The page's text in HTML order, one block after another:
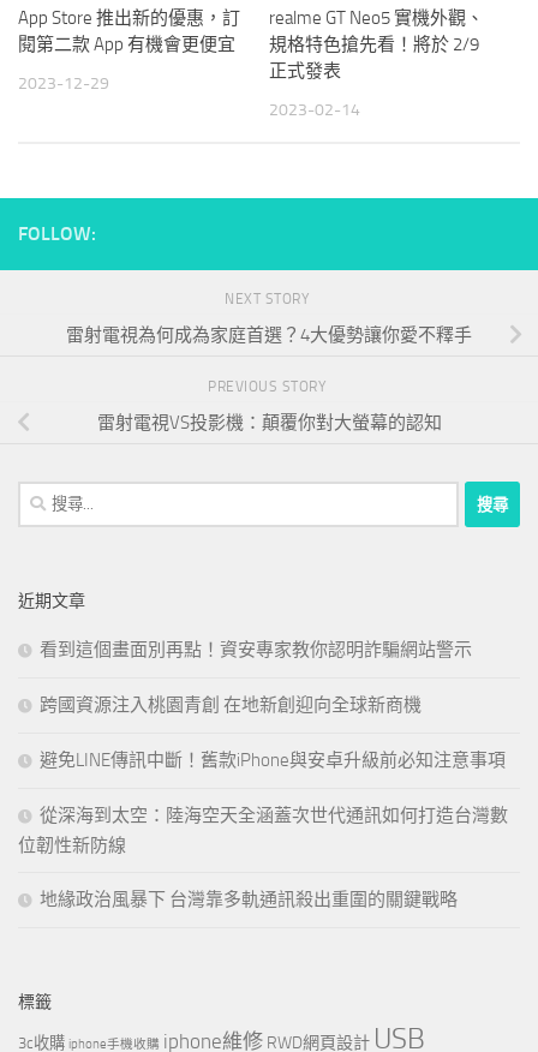
App Store 推出新的優惠，訂
閱第二款 App 有機會更便宜
2023-12-29
realme GT Neo5 實機外觀、
規格特色搶先看！將於 2/9
正式發表
2023-02-14
FOLLOW:
NEXT STORY
雷射電視為何成為家庭首選？4大優勢讓你愛不釋手
PREVIOUS STORY
雷射電視VS投影機：顛覆你對大螢幕的認知
搜
尋
字:
近期文章
看到這個畫面別再點！資安專家教你認明詐騙網站警示
跨國資源注入桃園青創 在地新創迎向全球新商機
避免LINE傳訊中斷！舊款iPhone與安卓升級前必知注意事項
從深海到太空：陸海空天全涵蓋次世代通訊如何打造台灣數
位韌性新防線
地緣政治風暴下 台灣靠多軌通訊殺出重圍的關鍵戰略
標籤
3c收購 iphone手機收購 iphone維修 RWD網頁設計 USB